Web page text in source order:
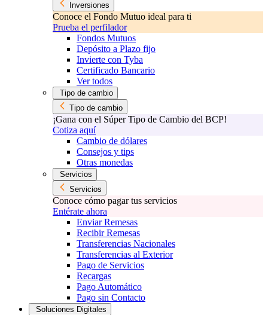
Inversiones
Conoce el Fondo Mutuo ideal para ti
Prueba el perfilador
Fondos Mutuos
Depósito a Plazo fijo
Invierte con Tyba
Certificado Bancario
Ver todos
Tipo de cambio
Tipo de cambio
¡Gana con el Súper Tipo de Cambio del BCP!
Cotiza aquí
Cambio de dólares
Consejos y tips
Otras monedas
Servicios
Servicios
Conoce cómo pagar tus servicios
Entérate ahora
Enviar Remesas
Recibir Remesas
Transferencias Nacionales
Transferencias al Exterior
Pago de Servicios
Recargas
Pago Automático
Pago sin Contacto
Soluciones Digitales